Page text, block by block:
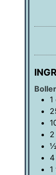
Boller
1
2
4
1